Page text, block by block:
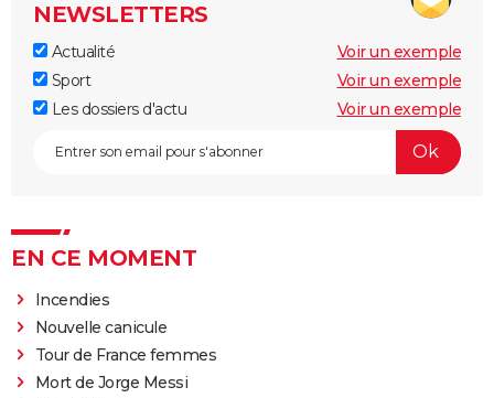
NEWSLETTERS
Actualité
Voir un exemple
Sport
Voir un exemple
Les dossiers d'actu
Voir un exemple
EN CE MOMENT
Incendies
Nouvelle canicule
Tour de France femmes
Mort de Jorge Messi